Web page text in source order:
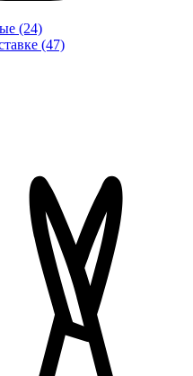
(24)
(47)